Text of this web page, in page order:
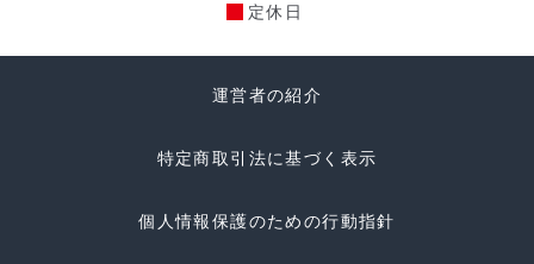
定休日
運営者の紹介
特定商取引法に基づく表示
個人情報保護のための行動指針